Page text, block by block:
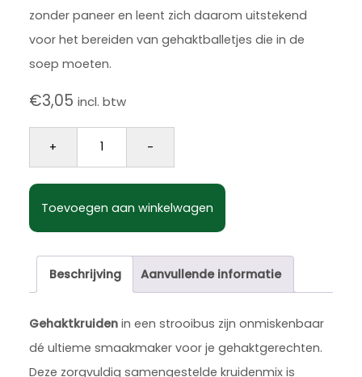
zonder paneer en leent zich daarom uitstekend
voor het bereiden van gehaktballetjes die in de
soep moeten.
€3,05 incl. btw
+
Gehakt kruiden strooibus 180 gram aantal
-
Toevoegen aan winkelwagen
Beschrijving Aanvullende informatie
Gehaktkruidenin een strooibus zijn onmiskenbaar
dé ultieme smaakmaker voor je gehaktgerechten.
Deze zorgvuldig samengestelde kruidenmix is